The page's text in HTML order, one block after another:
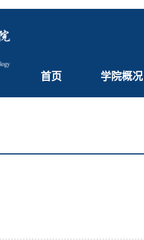
首页 学院概况